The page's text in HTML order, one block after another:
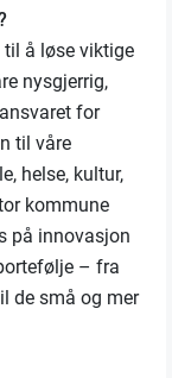
å løse viktige
nysgjerrig,
for
til våre
helse, kultur,
kommune
på innovasjon
– fra
de små og mer